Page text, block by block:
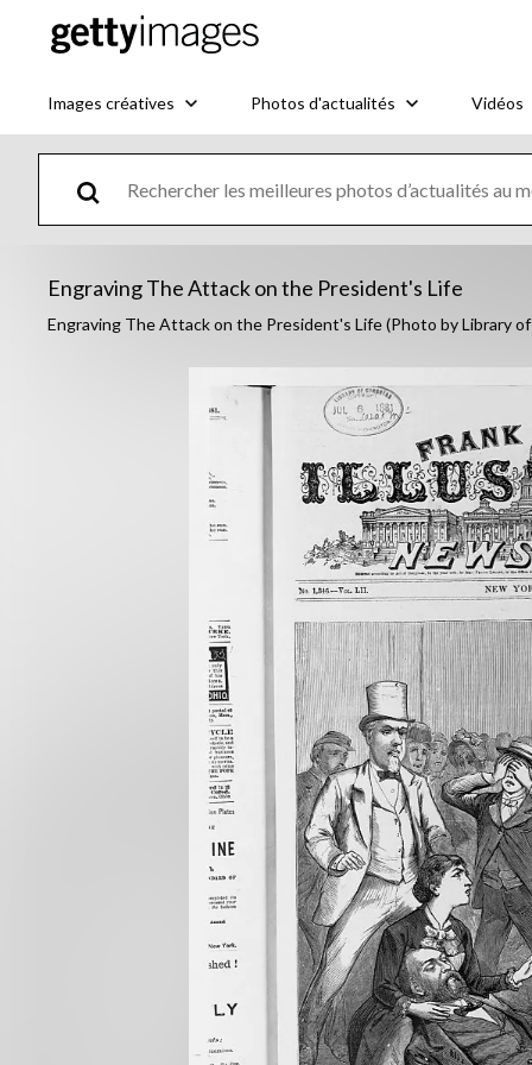
Images créatives Photos d'actualités Vidéos
Engraving The Attack on the President's Life
Engraving The Attack on the President's Life (Photo by Library